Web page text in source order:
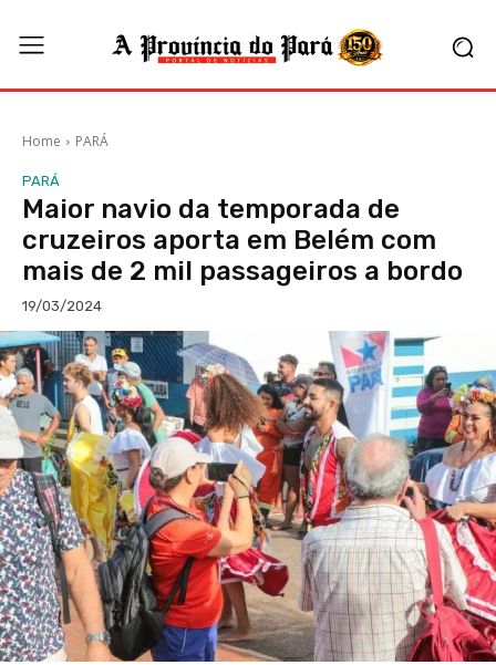
Home PARÁ
PARÁ
Maior navio da temporada de
cruzeiros aporta em Belém com
mais de 2 mil passageiros a bordo
19/03/2024